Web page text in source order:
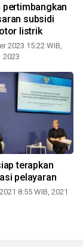
pertimbangkan
subsidi
listrik
2023 15:22 WIB,
2023
terapkan
pelayaran
8:55 WIB, 2021